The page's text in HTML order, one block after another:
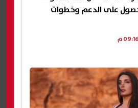
على الدعم وخطوات